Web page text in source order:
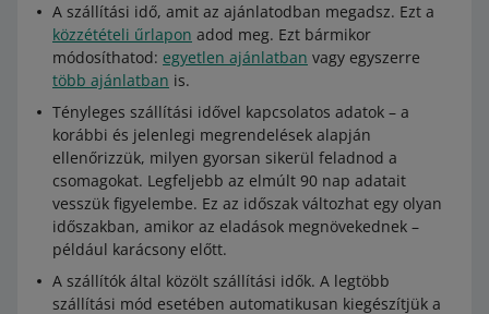
A szállítási idő, amit az ajánlatodban megadsz. Ezt a
közzétételi űrlapon adod meg. Ezt bármikor
módosíthatod: egyetlen ajánlatban vagy egyszerre
több ajánlatban is.
Tényleges szállítási idővel kapcsolatos adatok – a
korábbi és jelenlegi megrendelések alapján
ellenőrizzük, milyen gyorsan sikerül feladnod a
csomagokat. Legfeljebb az elmúlt 90 nap adatait
vesszük figyelembe. Ez az időszak változhat egy olyan
időszakban, amikor az eladások megnövekednek –
például karácsony előtt.
A szállítók által közölt szállítási idők. A legtöbb
szállítási mód esetében automatikusan kiegészítjük a